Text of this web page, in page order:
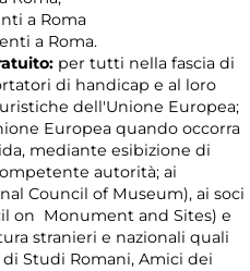
a Roma
a Roma.
per tutti nella fascia di
di handicap e al loro
dell'Unione Europea;
Europea quando occorra
mediante esibizione di
autorità; ai
Council of Museum), ai soci
on Monument and Sites) e
stranieri e nazionali quali
Studi Romani, Amici dei